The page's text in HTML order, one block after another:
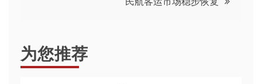
航
为您推荐